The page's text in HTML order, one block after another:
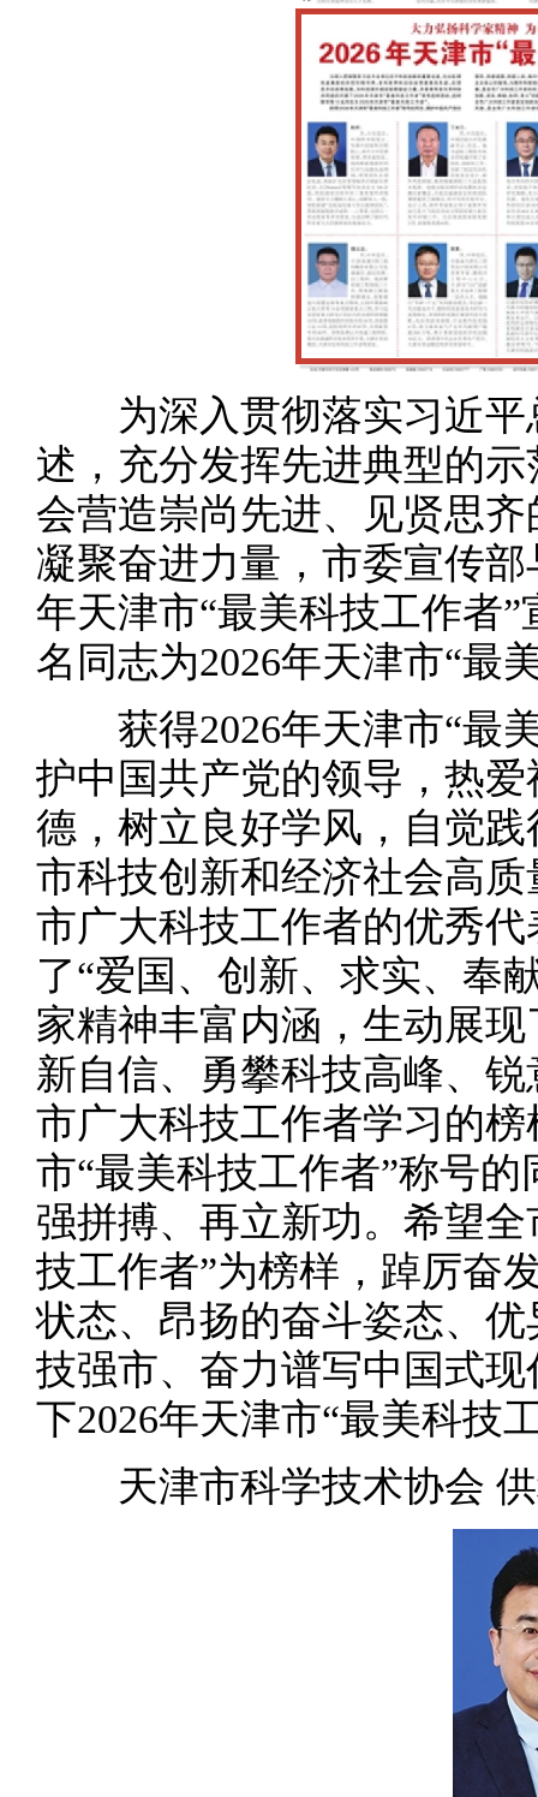
为深入贯彻落实习近平
述，充分发挥先进典型的
会营造崇尚先进、见贤思
凝聚奋进力量，市委宣传
年天津市“最美科技工作者
名同志为2026年天津市“最
获得2026年天津市“最美
护中国共产党的领导，热
德，树立良好学风，自觉
市科技创新和经济社会高
市广大科技工作者的优秀
了“爱国、创新、求实、奉
家精神丰富内涵，生动展
新自信、勇攀科技高峰、
市广大科技工作者学习的
市“最美科技工作者”称号
强拼搏、再立新功。希望
技工作者”为榜样，踔厉奋
状态、昂扬的奋斗姿态、
技强市、奋力谱写中国式
下2026年天津市“最美科技
天津市科学技术协会